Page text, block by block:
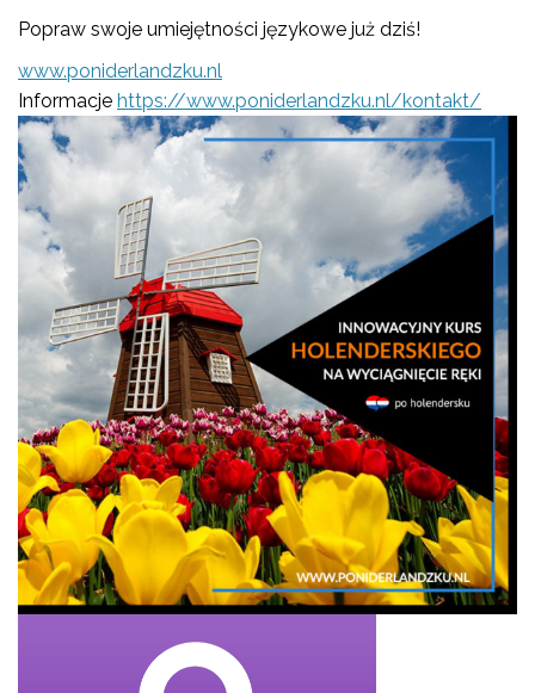
Popraw swoje umiejętności językowe już dziś!
www.poniderlandzku.nl
Informacje https://www.poniderlandzku.nl/kontakt/